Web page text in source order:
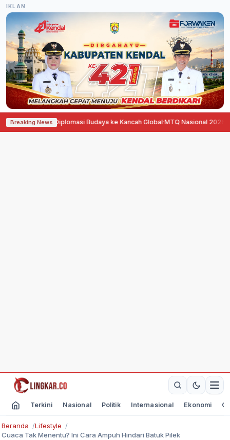
IKLAN
Breaking News
Diplomasi Budaya ke Kancah Global·MTQ Nasional 2026 di Jawa
Terkini Nasional Politik Internasional Ekonomi
Beranda
Lifestyle
Cuaca Tak Menentu? Ini Cara Ampuh Hindari Batuk Pilek